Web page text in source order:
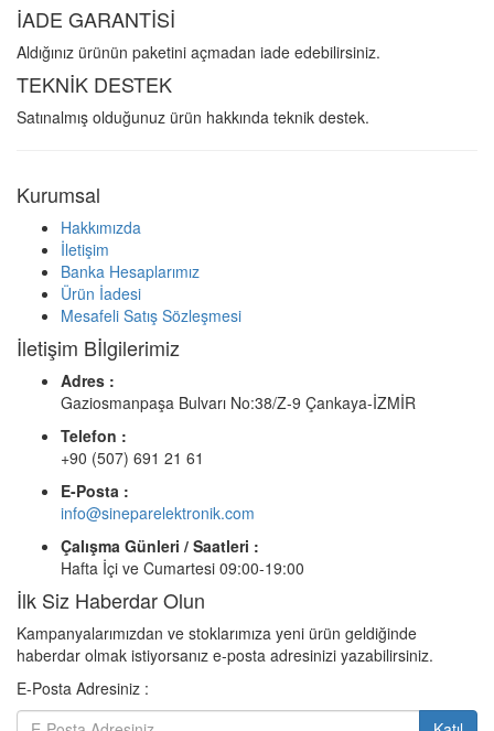
İADE GARANTİSİ
Aldığınız ürünün paketini açmadan iade edebilirsiniz.
TEKNİK DESTEK
Satınalmış olduğunuz ürün hakkında teknik destek.
Kurumsal
Hakkımızda
İletişim
Banka Hesaplarımız
Ürün İadesi
Mesafeli Satış Sözleşmesi
İletişim Bİlgilerimiz
Adres :
Gaziosmanpaşa Bulvarı No:38/Z-9 Çankaya-İZMİR
Telefon :
+90 (507) 691 21 61
E-Posta :
info@sineparelektronik.com
Çalışma Günleri / Saatleri :
Hafta İçi ve Cumartesi 09:00-19:00
İlk Siz Haberdar Olun
Kampanyalarımızdan ve stoklarımıza yeni ürün geldiğinde
haberdar olmak istiyorsanız e-posta adresinizi yazabilirsiniz.
E-Posta Adresiniz :